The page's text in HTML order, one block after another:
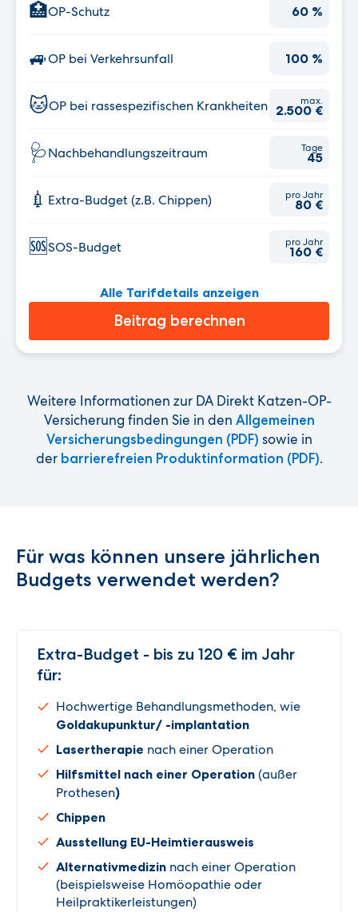
🏥OP-Schutz 60 %
🚙OP bei Verkehrsunfall 100 %
🐱OP bei rassespezifischen Krankheiten max.
2.500 €
🩺Nachbehandlungs­zeitraum Tage
45
💉 Extra-Budget (z.B. Chippen) pro Jahr
80 €
🆘SOS-Budget pro Jahr
160 €
Alle Tarifdetails anzeigen
Beitrag berechnen
Weitere Informationen zur DA Direkt Katzen-OP-
Versicherung finden Sie in den Allgemeinen
Versicherungsbedingungen (PDF) sowie in
der barrierefreien Produktinformation (PDF).
Für was können unsere jährlichen
Budgets verwendet werden?
Extra-Budget - bis zu 120 € im Jahr
für:
Hochwertige Behandlungsmethoden, wie
Goldakupunktur/ -implantation
Lasertherapie nach einer Operation
Hilfsmittel nach einer Operation (außer
Prothesen)
Chippen
Ausstellung EU-Heimtierausweis
Alternativmedizin nach einer Operation
(beispielsweise Homöopathie oder
Heilpraktikerleistungen)